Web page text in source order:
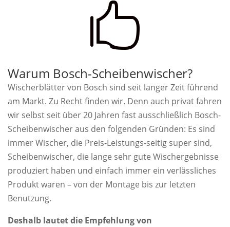

Warum Bosch-Scheibenwischer?
Wischerblätter von Bosch sind seit langer Zeit führend
am Markt. Zu Recht finden wir. Denn auch privat fahren
wir selbst seit über 20 Jahren fast ausschließlich Bosch-
Scheibenwischer aus den folgenden Gründen: Es sind
immer Wischer, die Preis-Leistungs-seitig super sind,
Scheibenwischer, die lange sehr gute Wischergebnisse
produziert haben und einfach immer ein verlässliches
Produkt waren – von der Montage bis zur letzten
Benutzung.
Deshalb lautet die Empfehlung von